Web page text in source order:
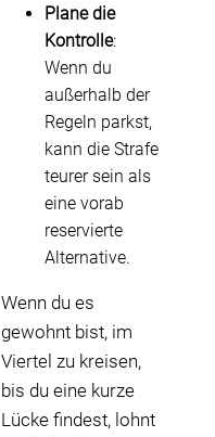
Plane die
Kontrolle:
Wenn du
außerhalb der
Regeln parkst,
kann die Strafe
teurer sein als
eine vorab
reservierte
Alternative.
Wenn du es
gewohnt bist, im
Viertel zu kreisen,
bis du eine kurze
Lücke findest, lohnt